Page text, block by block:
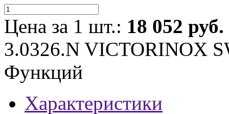
Цена за 1 шт.: 18 052 руб.
3.0326.N VICTORINOX
Функций
Характеристики